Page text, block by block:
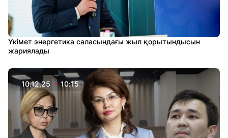
Үкімет энергетика саласындағы жыл қорытындысын
жариялады
10.12.25 10:15